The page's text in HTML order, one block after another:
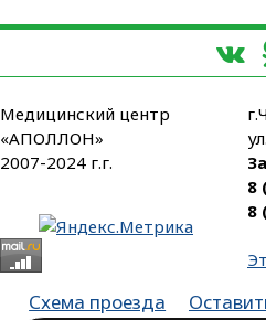
Медицинский центр
«АПОЛЛОН»
2007-2024 г.г.
8
8
Схема проезда